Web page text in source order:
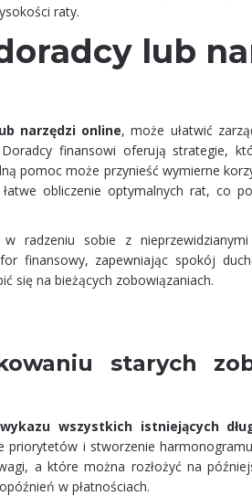
raty.
lub
narzędzi online, może ułatwić
finansowi oferują strategie,
pomoc może przynieść wymierne
obliczenie optymalnych rat, co
radzeniu sobie z
finansowy, zapewniając spokój
się na bieżących zobowiązaniach.
starych
wszystkich istniejących
priorytetów i stworzenie
a które można rozłożyć na
w płatnościach.